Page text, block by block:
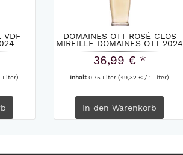
VDF
Liter)
DOMAINES OTT ROSÉ CLOS
MIREILLE DOMAINES OTT 2024
36,99 € *
Inhalt0.75 Liter(49,32 € / 1 Liter)
In den Warenkorb